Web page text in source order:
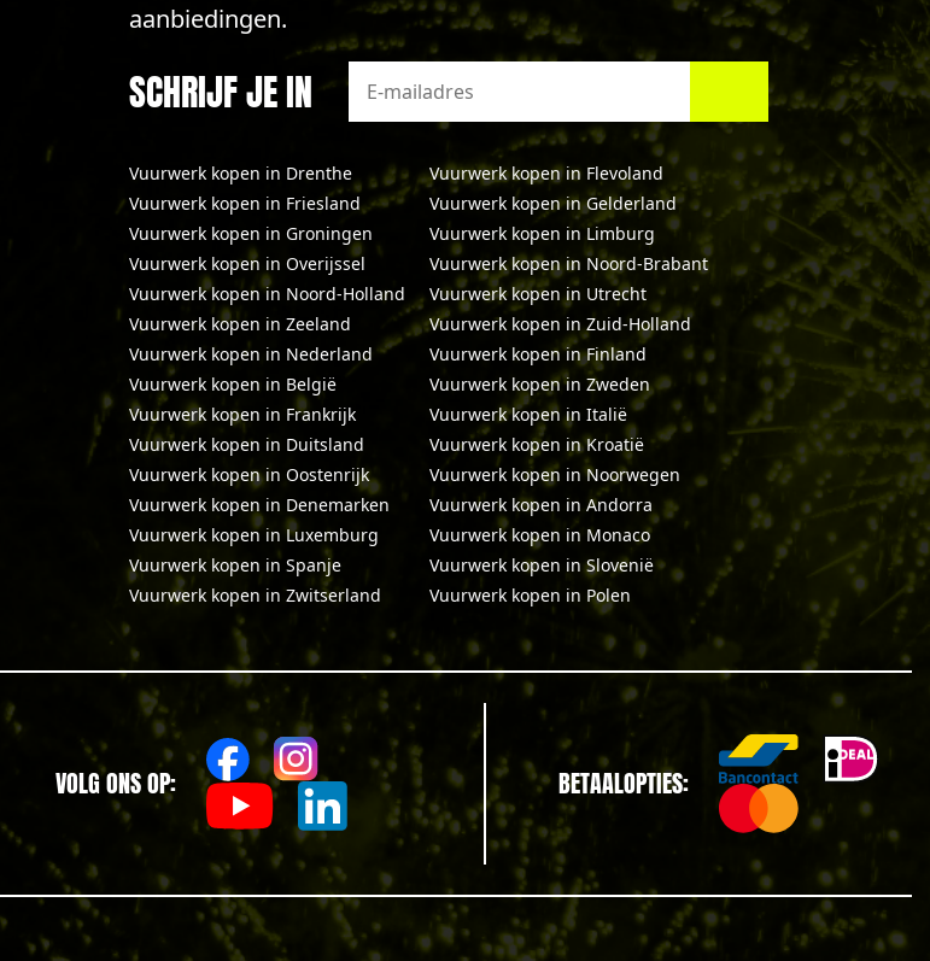
aanbiedingen.
SCHRIJF JE IN
Vuurwerk kopen in Drenthe
Vuurwerk kopen in Flevoland
Vuurwerk kopen in Friesland
Vuurwerk kopen in Gelderland
Vuurwerk kopen in Groningen
Vuurwerk kopen in Limburg
Vuurwerk kopen in Overijssel
Vuurwerk kopen in Noord-Brabant
Vuurwerk kopen in Noord-Holland
Vuurwerk kopen in Utrecht
Vuurwerk kopen in Zeeland
Vuurwerk kopen in Zuid-Holland
Vuurwerk kopen in Nederland
Vuurwerk kopen in Finland
Vuurwerk kopen in België
Vuurwerk kopen in Zweden
Vuurwerk kopen in Frankrijk
Vuurwerk kopen in Italië
Vuurwerk kopen in Duitsland
Vuurwerk kopen in Kroatië
Vuurwerk kopen in Oostenrijk
Vuurwerk kopen in Noorwegen
Vuurwerk kopen in Denemarken
Vuurwerk kopen in Andorra
Vuurwerk kopen in Luxemburg
Vuurwerk kopen in Monaco
Vuurwerk kopen in Spanje
Vuurwerk kopen in Slovenië
Vuurwerk kopen in Zwitserland
Vuurwerk kopen in Polen
VOLG ONS OP: BETAALOPTIES: